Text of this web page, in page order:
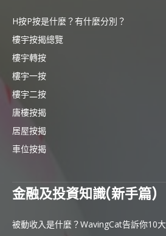
H按P按是什麼？有什麼分別？
樓宇按揭總覽
樓宇轉按
樓宇一按
樓宇二按
唐樓按揭
居屋按揭
車位按揭
金融及投資知識(新手篇)
被動收入是什麼？WavingCat告訴你10